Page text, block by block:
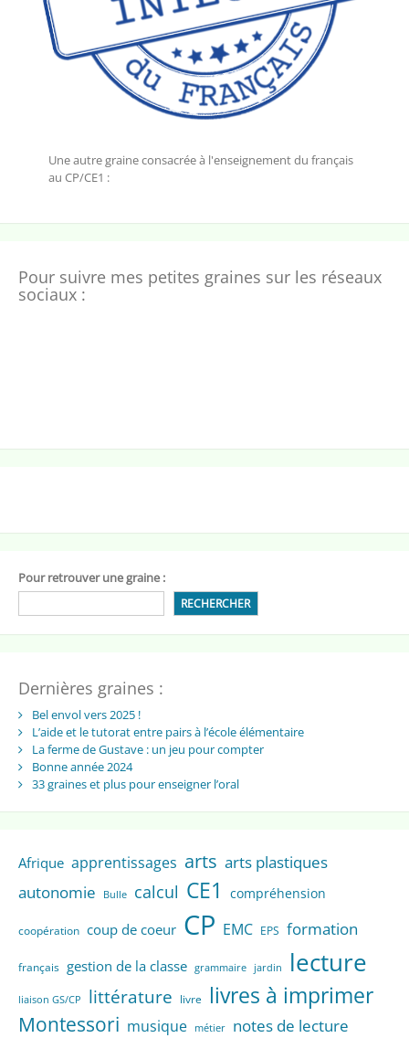
Une autre graine consacrée à l'enseignement du français
au CP/CE1 :
Pour suivre mes petites graines sur les réseaux
sociaux :
Pour retrouver une graine :
RECHERCHER
Dernières graines :
Bel envol vers 2025 !
L’aide et le tutorat entre pairs à l’école élémentaire
La ferme de Gustave : un jeu pour compter
Bonne année 2024
33 graines et plus pour enseigner l’oral
Afrique apprentissages arts arts plastiques
autonomie
Bulle calcul CE1 compréhension
coopération coup de coeur CP EMC EPS formation
français gestion de la classe grammaire jardin lecture
liaison GS/CP littérature livre livres à imprimer
Montessori musique métier notes de lecture